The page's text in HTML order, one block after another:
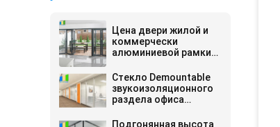
Цена двери жилой и
коммерчески
алюминиевой рамки
Bifold
Стекло Demountable
звукоизоляционного
раздела офиса
стены раздела с
Подгонянная высота